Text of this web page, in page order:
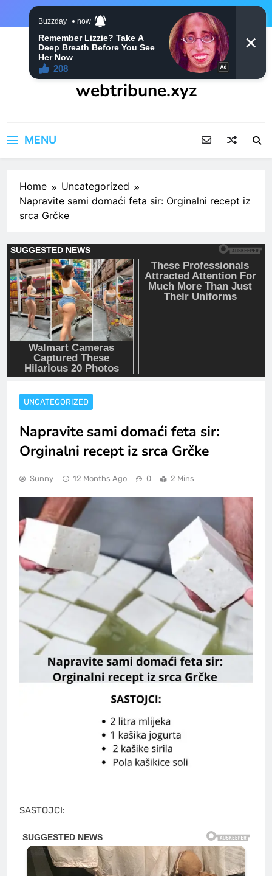
webtribune.xyz
MENU
Home
Uncategorized
Napravite sami domaći feta sir: Orginalni recept iz
srca Grčke
UNCATEGORIZED
Napravite sami domaći feta sir:
Orginalni recept iz srca Grčke
Sunny 12 Months Ago 0 2 Mins
SASTOJCI: